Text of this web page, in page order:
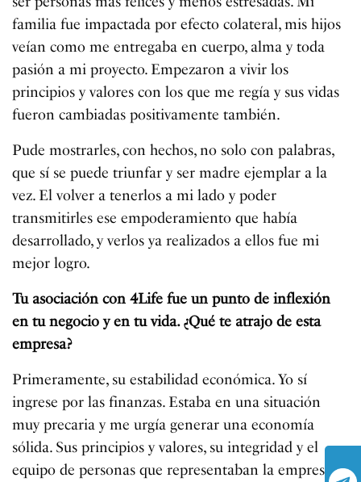
familia fue impactada por efecto colateral, mis hijos
veían como me entregaba en cuerpo, alma y toda
pasión a mi proyecto. Empezaron a vivir los
principios y valores con los que me regía y sus vidas
fueron cambiadas positivamente también.
Pude mostrarles, con hechos, no solo con palabras,
que sí se puede triunfar y ser madre ejemplar a la
vez. El volver a tenerlos a mi lado y poder
transmitirles ese empoderamiento que había
desarrollado, y verlos ya realizados a ellos fue mi
mejor logro.
Tu asociación con 4Life fue un punto de inflexión
en tu negocio y en tu vida. ¿Qué te atrajo de esta
empresa?
Primeramente, su estabilidad económica. Yo sí
ingrese por las finanzas. Estaba en una situación
muy precaria y me urgía generar una economía
sólida. Sus principios y valores, su integridad y el
equipo de personas que representaban la empresa